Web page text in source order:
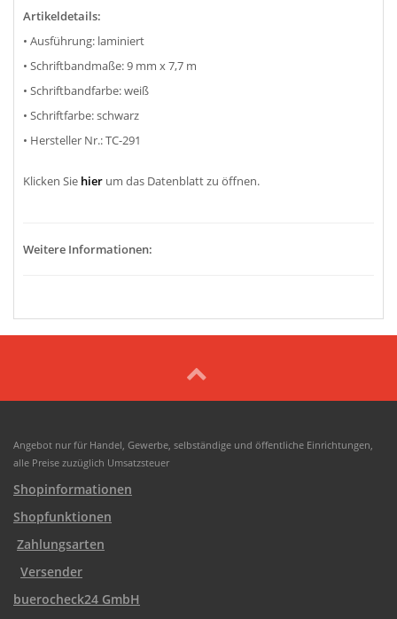
Artikeldetails:
• Ausführung: laminiert
• Schriftbandmaße: 9 mm x 7,7 m
• Schriftbandfarbe: weiß
• Schriftfarbe: schwarz
• Hersteller Nr.: TC-291
Klicken Sie hier um das Datenblatt zu öffnen.
Weitere Informationen:
Angebot nur für Handel, Gewerbe, selbständige und öffentliche Einrichtungen,
alle Preise zuzüglich Umsatzsteuer
Shopinformationen
Shopfunktionen
Zahlungsarten
Versender
buerocheck24 GmbH